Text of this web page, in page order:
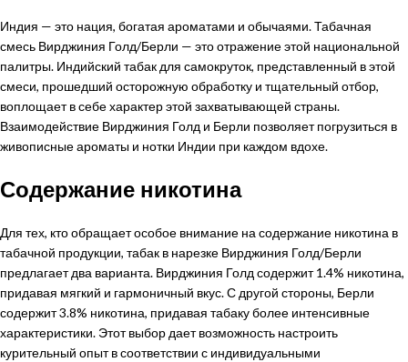
Индия — это нация, богатая ароматами и обычаями. Табачная
смесь Вирджиния Голд/Берли — это отражение этой национальной
палитры. Индийский табак для самокруток, представленный в этой
смеси, прошедший осторожную обработку и тщательный отбор,
воплощает в себе характер этой захватывающей страны.
Взаимодействие Вирджиния Голд и Берли позволяет погрузиться в
живописные ароматы и нотки Индии при каждом вдохе.
Содержание никотина
Для тех, кто обращает особое внимание на содержание никотина в
табачной продукции, табак в нарезке Вирджиния Голд/Берли
предлагает два варианта. Вирджиния Голд содержит 1.4% никотина,
придавая мягкий и гармоничный вкус. С другой стороны, Берли
содержит 3.8% никотина, придавая табаку более интенсивные
характеристики. Этот выбор дает возможность настроить
курительный опыт в соответствии с индивидуальными